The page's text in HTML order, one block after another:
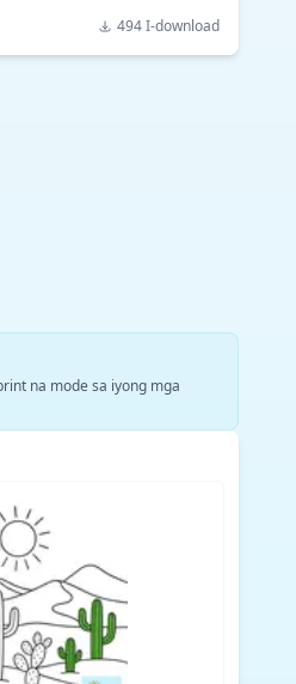
494 I-download
na mode sa iyong mga